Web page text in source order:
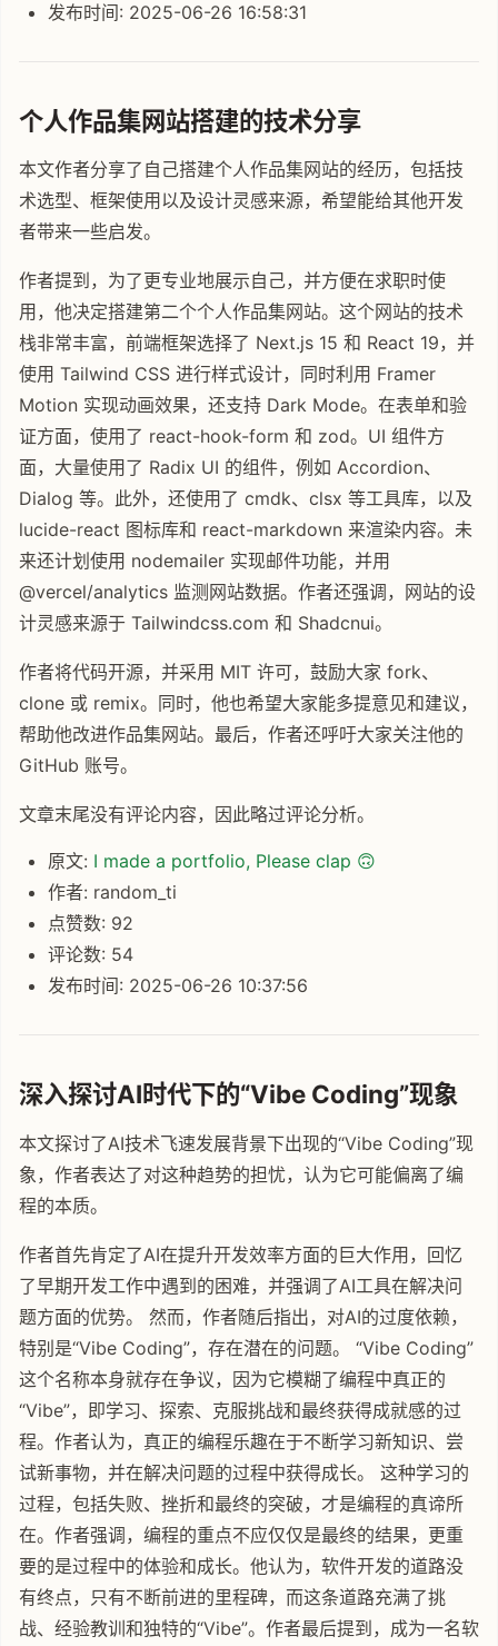
发布时间: 2025-06-26 16:58:31
个人作品集网站搭建的技术分享
本文作者分享了自己搭建个人作品集网站的经历，包括技
术选型、框架使用以及设计灵感来源，希望能给其他开发
者带来一些启发。
作者提到，为了更专业地展示自己，并方便在求职时使
用，他决定搭建第二个个人作品集网站。这个网站的技术
栈非常丰富，前端框架选择了 Next.js 15 和 React 19，并
使用 Tailwind CSS 进行样式设计，同时利用 Framer
Motion 实现动画效果，还支持 Dark Mode。在表单和验
证方面，使用了 react-hook-form 和 zod。UI 组件方
面，大量使用了 Radix UI 的组件，例如 Accordion、
Dialog 等。此外，还使用了 cmdk、clsx 等工具库，以及
lucide-react 图标库和 react-markdown 来渲染内容。未
来还计划使用 nodemailer 实现邮件功能，并用
@vercel/analytics 监测网站数据。作者还强调，网站的设
计灵感来源于 Tailwindcss.com 和 Shadcnui。
作者将代码开源，并采用 MIT 许可，鼓励大家 fork、
clone 或 remix。同时，他也希望大家能多提意见和建议，
帮助他改进作品集网站。最后，作者还呼吁大家关注他的
GitHub 账号。
文章末尾没有评论内容，因此略过评论分析。
原文: I made a portfolio, Please clap 🙃
作者: random_ti
点赞数: 92
评论数: 54
发布时间: 2025-06-26 10:37:56
深入探讨AI时代下的“Vibe Coding”现象
本文探讨了AI技术飞速发展背景下出现的“Vibe Coding”现
象，作者表达了对这种趋势的担忧，认为它可能偏离了编
程的本质。
作者首先肯定了AI在提升开发效率方面的巨大作用，回忆
了早期开发工作中遇到的困难，并强调了AI工具在解决问
题方面的优势。 然而，作者随后指出，对AI的过度依赖，
特别是“Vibe Coding”，存在潜在的问题。 “Vibe Coding”
这个名称本身就存在争议，因为它模糊了编程中真正的
“Vibe”，即学习、探索、克服挑战和最终获得成就感的过
程。作者认为，真正的编程乐趣在于不断学习新知识、尝
试新事物，并在解决问题的过程中获得成长。 这种学习的
过程，包括失败、挫折和最终的突破，才是编程的真谛所
在。作者强调，编程的重点不应仅仅是最终的结果，更重
要的是过程中的体验和成长。他认为，软件开发的道路没
有终点，只有不断前进的里程碑，而这条道路充满了挑
战、经验教训和独特的“Vibe”。作者最后提到，成为一名软